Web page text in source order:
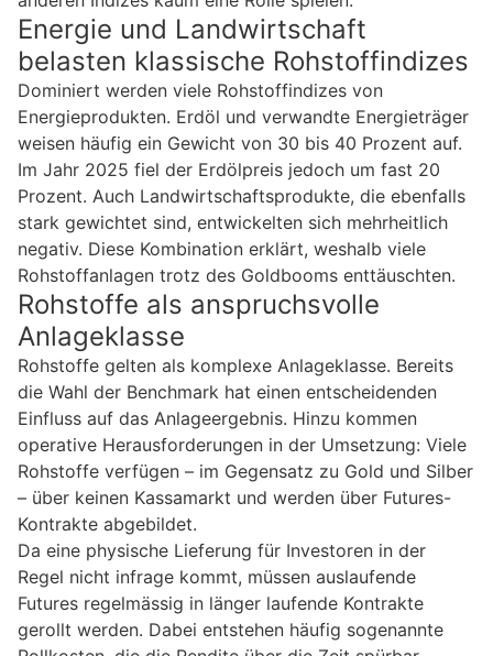
Energie und Landwirtschaft
belasten klassische Rohstoffindizes
Dominiert werden viele Rohstoffindizes von
Energieprodukten. Erdöl und verwandte Energieträger
weisen häufig ein Gewicht von 30 bis 40 Prozent auf.
Im Jahr 2025 fiel der Erdölpreis jedoch um fast 20
Prozent. Auch Landwirtschaftsprodukte, die ebenfalls
stark gewichtet sind, entwickelten sich mehrheitlich
negativ. Diese Kombination erklärt, weshalb viele
Rohstoffanlagen trotz des Goldbooms enttäuschten.
Rohstoffe als anspruchsvolle
Anlageklasse
Rohstoffe gelten als komplexe Anlageklasse. Bereits
die Wahl der Benchmark hat einen entscheidenden
Einfluss auf das Anlageergebnis. Hinzu kommen
operative Herausforderungen in der Umsetzung: Viele
Rohstoffe verfügen – im Gegensatz zu Gold und Silber
– über keinen Kassamarkt und werden über Futures-
Kontrakte abgebildet.
Da eine physische Lieferung für Investoren in der
Regel nicht infrage kommt, müssen auslaufende
Futures regelmässig in länger laufende Kontrakte
gerollt werden. Dabei entstehen häufig sogenannte